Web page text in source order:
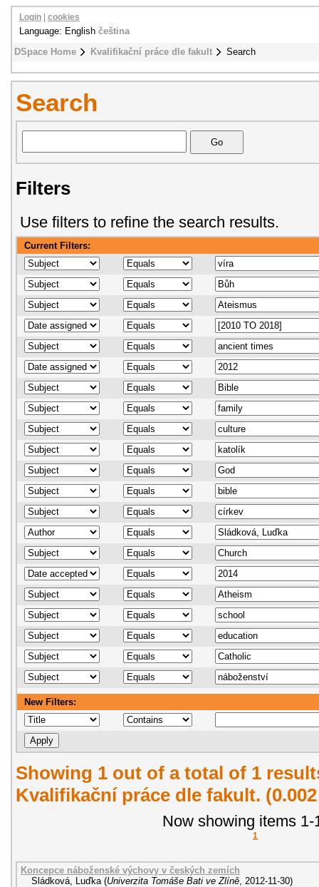
DSpace Home Kvalifikační práce dle fakult Search
Login cookies
Language: English čeština
Search
Filters
Use filters to refine the search results.
Current Filters:
New Filters:
Showing 1 out of a total of 1
Kvalifikační práce dle fakult.
Now showing items 1-
1
Koncepce náboženské výchovy v českých zemích
Sládková, Luďka (Univerzita Tomáše Bati ve Zlíně 2012-11-30)